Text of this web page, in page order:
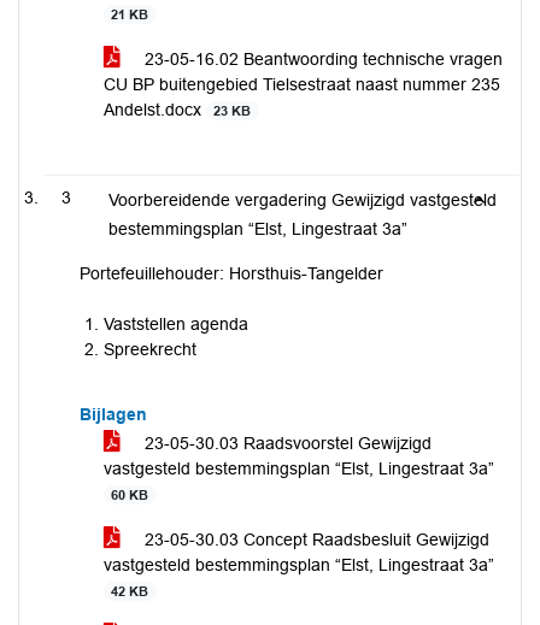
21 KB
23-05-16.02 Beantwoording technische vragen
CU BP buitengebied Tielsestraat naast nummer 235
Andelst.docx
23 KB
3
Voorbereidende vergadering Gewijzigd vastgesteld
bestemmingsplan “Elst, Lingestraat 3a”
Portefeuillehouder: Horsthuis-Tangelder
Vaststellen agenda
Spreekrecht
Bijlagen
23-05-30.03 Raadsvoorstel Gewijzigd
vastgesteld bestemmingsplan “Elst, Lingestraat 3a”
60 KB
23-05-30.03 Concept Raadsbesluit Gewijzigd
vastgesteld bestemmingsplan “Elst, Lingestraat 3a”
42 KB